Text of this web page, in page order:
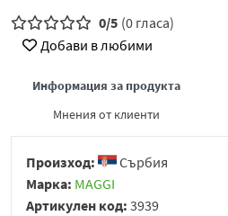
0/5 (0 гласа)
Добави в любими
Информация за продукта
Мнения от клиенти
Произход:
Сърбия
Марка: MAGGI
Артикулен код: 3939